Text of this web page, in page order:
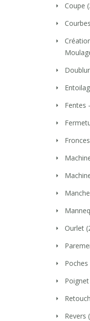
Coupe
Fentes
Ourlet
Poches
Poignet
Revers